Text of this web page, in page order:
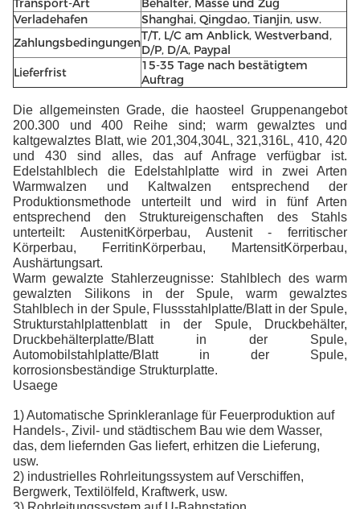
Transport-Art
Behälter, Masse und Zug
Verladehafen
Shanghai, Qingdao, Tianjin, usw.
ZahlungsbedingungenT/T, L/C am Anblick, Westverband,
D/P, D/A, Paypal
Lieferfrist
15-35 Tage nach bestätigtem
Auftrag
Die allgemeinsten Grade, die haosteel Gruppenangebot
200.300 und 400 Reihe sind; warm gewalztes und
kaltgewalztes Blatt, wie 201,304,304L, 321,316L, 410, 420
und 430 sind alles, das auf Anfrage verfügbar ist.
Edelstahlblech die Edelstahlplatte wird in zwei Arten
Warmwalzen und Kaltwalzen entsprechend der
Produktionsmethode unterteilt und wird in fünf Arten
entsprechend den Struktureigenschaften des Stahls
unterteilt: AustenitKörperbau, Austenit - ferritischer
Körperbau, FerritinKörperbau, MartensitKörperbau,
Aushärtungsart.
Warm gewalzte Stahlerzeugnisse: Stahlblech des warm
gewalzten Silikons in der Spule, warm gewalztes
Stahlblech in der Spule, Flussstahlplatte/Blatt in der Spule,
Strukturstahlplattenblatt in der Spule, Druckbehälter,
Druckbehälterplatte/Blatt in der Spule,
Automobilstahlplatte/Blatt in der Spule,
korrosionsbeständige Strukturplatte.
Usaege
1) Automatische Sprinkleranlage für Feuerproduktion auf
Handels-, Zivil- und städtischem Bau wie dem Wasser,
das, dem liefernden Gas liefert, erhitzen die Lieferung,
usw.
2) industrielles Rohrleitungssystem auf Verschiffen,
Bergwerk, Textilölfeld, Kraftwerk, usw.